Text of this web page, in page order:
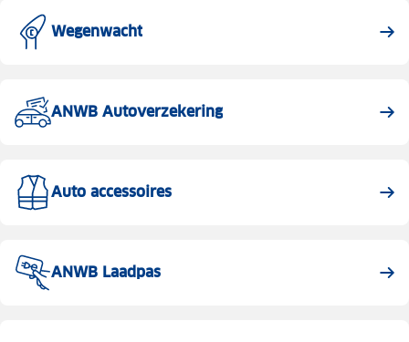
Wegenwacht
ANWB Autoverzekering
Auto accessoires
ANWB Laadpas